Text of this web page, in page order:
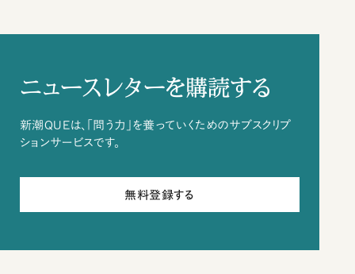
ニュースレターを購読する
新潮QUEは、「問う力」を養っていくためのサブスクリプ
ションサービスです。
無料登録する